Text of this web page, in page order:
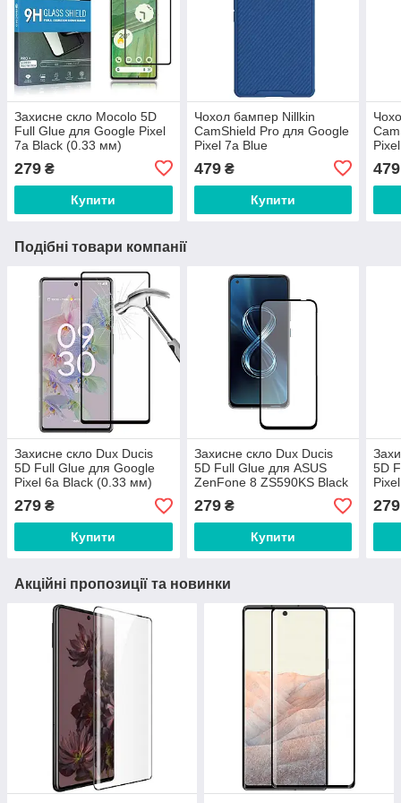
Захисне скло Mocolo 5D
Full Glue для Google Pixel
7a Black (0.33 мм)
279 ₴
Купити
Чохол бампер Nillkin
CamShield Pro для Google
Pixel 7a Blue
479₴
Купити
479
Подібні товари компанії
Захисне скло Dux Ducis
5D Full Glue для Google
Pixel 6a Black (0.33 мм)
279 ₴
Купити
Захисне скло Dux Ducis
5D Full Glue для ASUS
ZenFone 8 ZS590KS Black
(0.33 мм)
279₴
Купити
5D
279
Акційні пропозиції та новинки